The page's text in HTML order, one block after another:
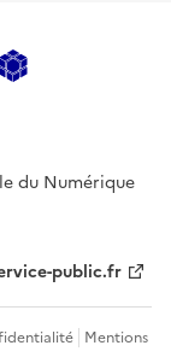
du Numérique
public.fr
Mentions